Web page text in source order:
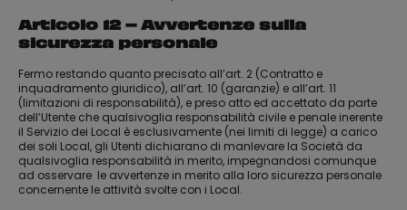
Articolo 12 – Avvertenze sulla
sicurezza personale
Fermo restando quanto precisato all’art. 2 (Contratto e
inquadramento giuridico), all’art. 10 (garanzie) e all’art. 11
(limitazioni di responsabilità), e preso atto ed accettato da parte
dell’Utente che qualsivoglia responsabilità civile e penale inerente
il Servizio dei Local è esclusivamente (nei limiti di legge) a carico
dei soli Local, gli Utenti dichiarano di manlevare la Società da
qualsivoglia responsabilità in merito, impegnandosi comunque
ad osservare le avvertenze in merito alla loro sicurezza personale
concernente le attività svolte con i Local.